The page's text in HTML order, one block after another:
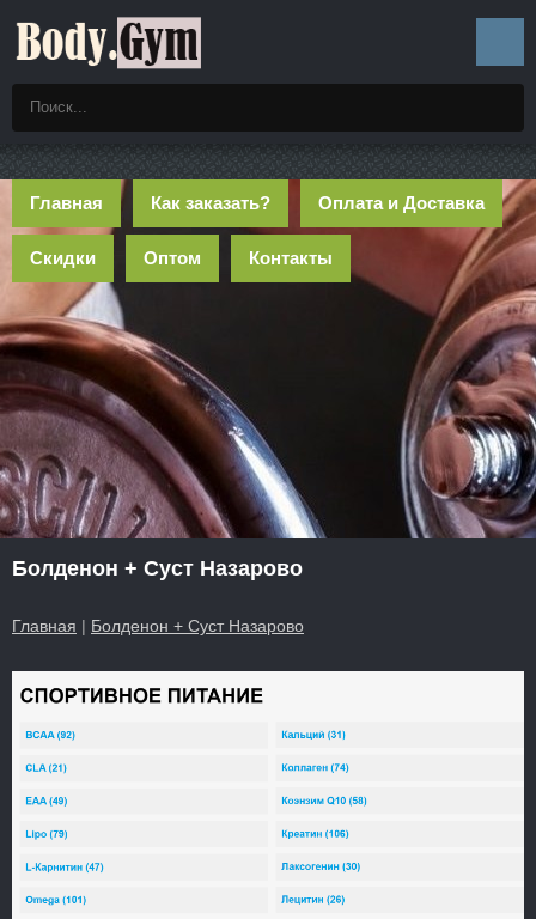
Главная Как заказать? Оплата и Доставка
Скидки Оптом Контакты
Болденон + Суст Назарово
Главная | Болденон + Суст Назарово